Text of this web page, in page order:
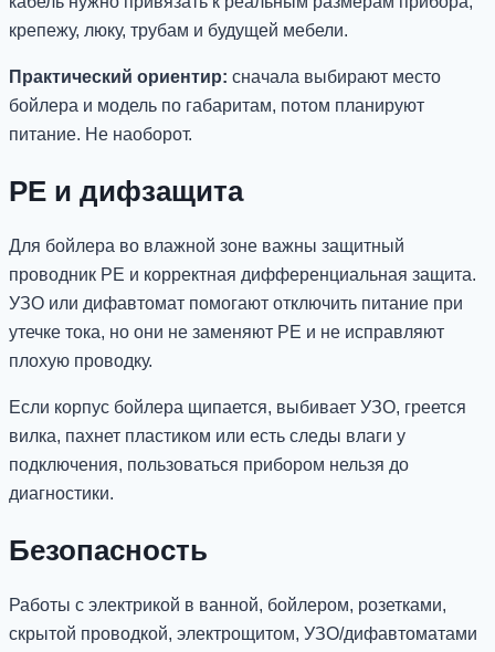
крепежу, люку, трубам и будущей мебели.
Практический ориентир: сначала выбирают место
бойлера и модель по габаритам, потом планируют
питание. Не наоборот.
PE и дифзащита
Для бойлера во влажной зоне важны защитный
проводник PE и корректная дифференциальная защита.
УЗО или дифавтомат помогают отключить питание при
утечке тока, но они не заменяют PE и не исправляют
плохую проводку.
Если корпус бойлера щипается, выбивает УЗО, греется
вилка, пахнет пластиком или есть следы влаги у
подключения, пользоваться прибором нельзя до
диагностики.
Безопасность
Работы с электрикой в ванной, бойлером, розетками,
скрытой проводкой, электрощитом, УЗО/дифавтоматами